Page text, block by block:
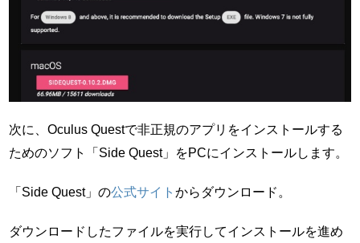
次に、Oculus Questで非正規のアプリをインストールする
ためのソフト「Side Quest」をPCにインストールします。
「Side Quest」の公式サイトからダウンロード。
ダウンロードしたファイルを実行してインストールを進め